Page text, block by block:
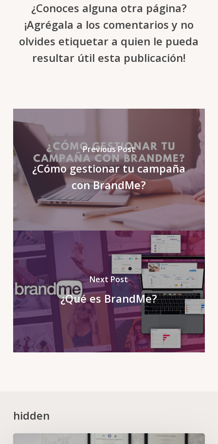
¿Conoces alguna otra página?
¡Agrégala a los comentarios y no
olvides etiquetar a quien le pueda
resultar útil esta publicación!
Previous Post
¿Cómo gestionar tu campaña
con BrandMe?
Next Post
¿Qué es BrandMe?
hidden